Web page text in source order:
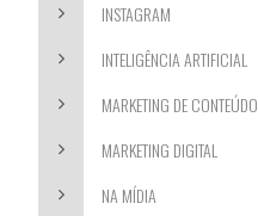
INSTAGRAM
INTELIGÊNCIA ARTIFICIAL
MARKETING DE CONTEÚDO
MARKETING DIGITAL
NA MÍDIA